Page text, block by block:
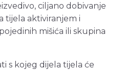
ciljano dobivanje
tijela aktiviranjem i
mišića ili skupina
s kojeg dijela tijela će